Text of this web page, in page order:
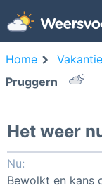
Home
Pruggern
Het weer
Nu:
Bewolkt en kans